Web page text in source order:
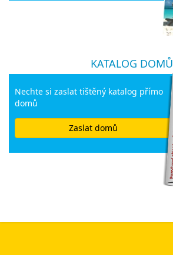
KATALOG DOMŮ
Nechte si zaslat tištěný katalog přímo
domů
Zaslat domů